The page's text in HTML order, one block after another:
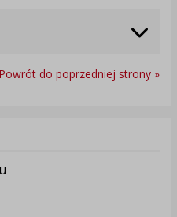
Powrót do poprzedniej strony »